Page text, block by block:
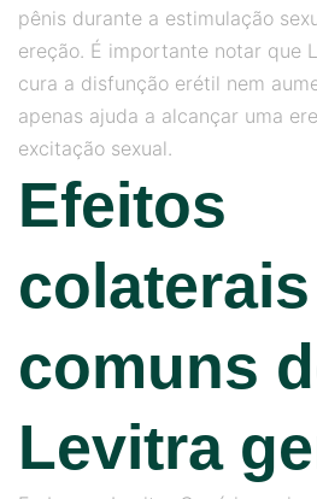
pênis durante a estimulação
ereção. É importante notar que
cura a disfunção erétil nem
apenas ajuda a alcançar uma
excitação sexual.
Efeitos
colaterais
comuns
Levitra